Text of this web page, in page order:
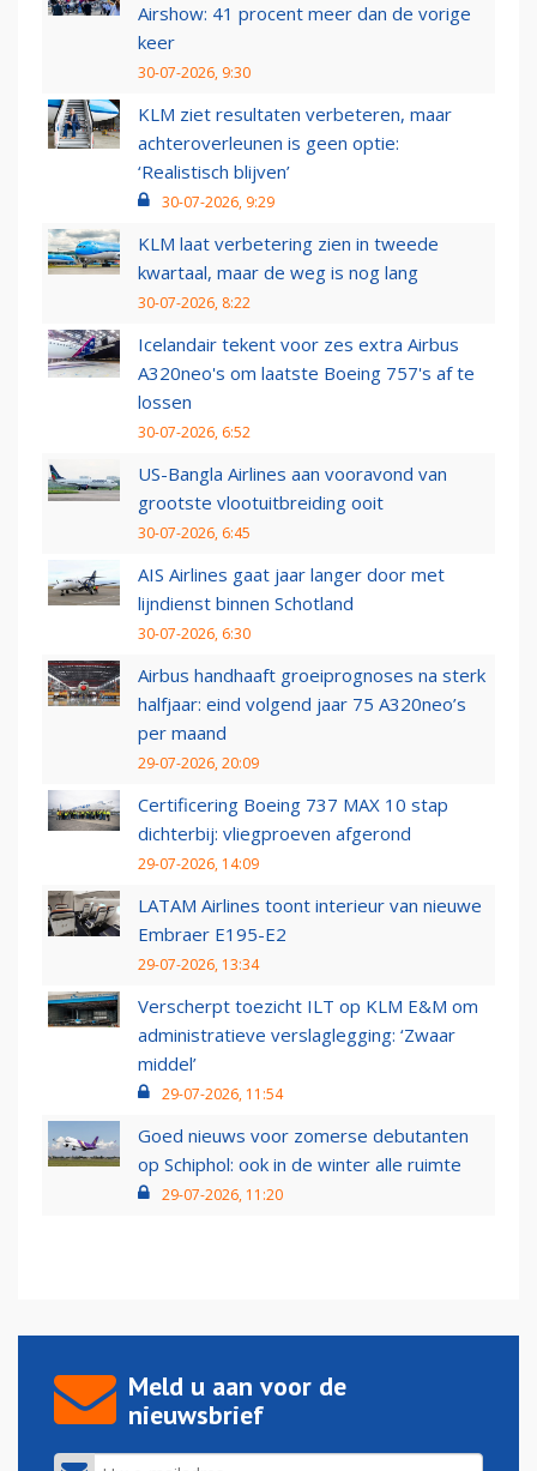
Airshow: 41 procent meer dan de vorige
keer
30-07-2026, 9:30
KLM ziet resultaten verbeteren, maar
achteroverleunen is geen optie:
‘Realistisch blijven’
30-07-2026, 9:29
KLM laat verbetering zien in tweede
kwartaal, maar de weg is nog lang
30-07-2026, 8:22
Icelandair tekent voor zes extra Airbus
A320neo's om laatste Boeing 757's af te
lossen
30-07-2026, 6:52
US-Bangla Airlines aan vooravond van
grootste vlootuitbreiding ooit
30-07-2026, 6:45
AIS Airlines gaat jaar langer door met
lijndienst binnen Schotland
30-07-2026, 6:30
Airbus handhaaft groeiprognoses na sterk
halfjaar: eind volgend jaar 75 A320neo’s
per maand
29-07-2026, 20:09
Certificering Boeing 737 MAX 10 stap
dichterbij: vliegproeven afgerond
29-07-2026, 14:09
LATAM Airlines toont interieur van nieuwe
Embraer E195-E2
29-07-2026, 13:34
Verscherpt toezicht ILT op KLM E&M om
administratieve verslaglegging: ‘Zwaar
middel’
29-07-2026, 11:54
Goed nieuws voor zomerse debutanten
op Schiphol: ook in de winter alle ruimte
29-07-2026, 11:20
Meld u aan voor de
nieuwsbrief